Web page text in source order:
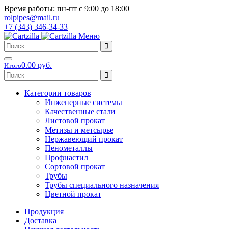
Время работы: пн-пт с 9:00 до 18:00
rolpipes@mail.ru
+7 (343) 346-34-33
Меню
Итого0.00 руб.
Категории товаров
Инженерные системы
Качественные стали
Листовой прокат
Метизы и метсырье
Нержавеющий прокат
Пенометаллы
Профнастил
Сортовой прокат
Трубы
Трубы специального назначения
Цветной прокат
Продукция
Доставка